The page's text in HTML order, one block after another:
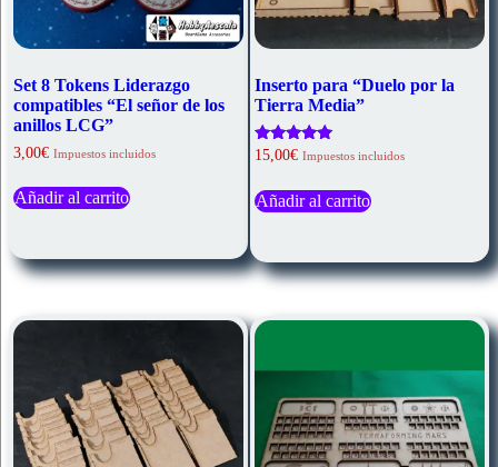
Set 8 Tokens Liderazgo
compatibles “El señor de los
anillos LCG”
3,00€ Impuestos incluidos
Añadir al carrito
Inserto para “Duelo por la
Tierra Media”
Valorado
de 5
15,00€ Impuestos incluidos
Añadir al carrito